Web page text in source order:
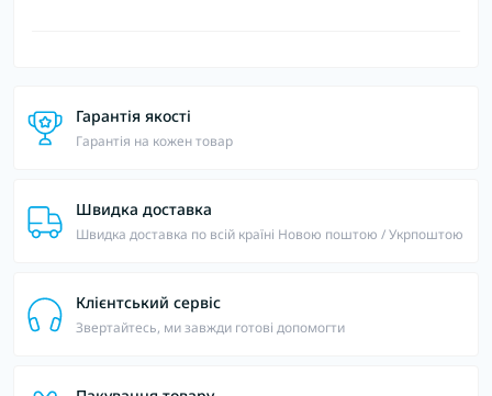
Гарантія якості
Гарантія на кожен товар
Швидка доставка
Швидка доставка по всій країні Новою поштою / Укрпоштою
Клієнтський сервіс
Звертайтесь, ми завжди готові допомогти